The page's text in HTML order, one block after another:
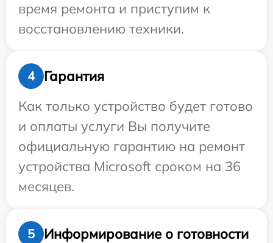
время ремонта и приступим к
восстановлению техники.
4
Гарантия
Как только устройство будет готово
и оплаты услуги Вы получите
официальную гарантию на ремонт
устройства Microsoft сроком на 36
месяцев.
5
Информирование о готовности